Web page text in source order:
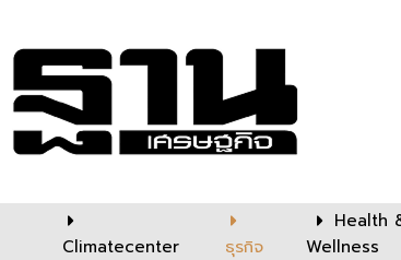
Climatecenter ธุรกิจ
Health
Wellness